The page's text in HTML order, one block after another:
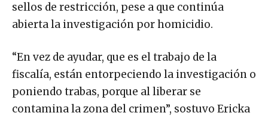
sellos de restricción, pese a que continúa
abierta la investigación por homicidio.
“En vez de ayudar, que es el trabajo de la
fiscalía, están entorpeciendo la investigación o
poniendo trabas, porque al liberar se
contamina la zona del crimen”, sostuvo Ericka